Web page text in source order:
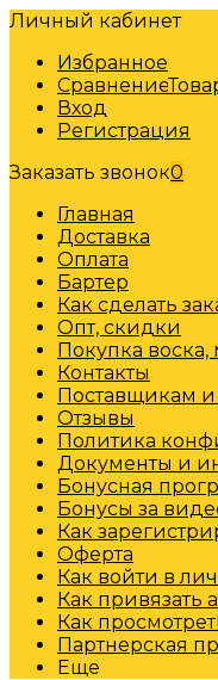
Личный кабинет
Избранное
Сравнение
Вход
Регистрация
Заказать звонок0
Главная
Доставка
Оплата
Бартер
Как сделать
Опт, скидки
Покупка
Контакты
Поставщикам
Отзывы
Политика
Документы и
Бонусная
Бонусы за
Как
Оферта
Как войти в
Как привязать
Как
Партнерская
Еще